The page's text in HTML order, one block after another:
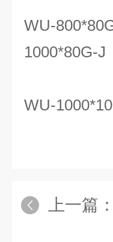
WU-
1000*80G-J
WU-
上一篇：